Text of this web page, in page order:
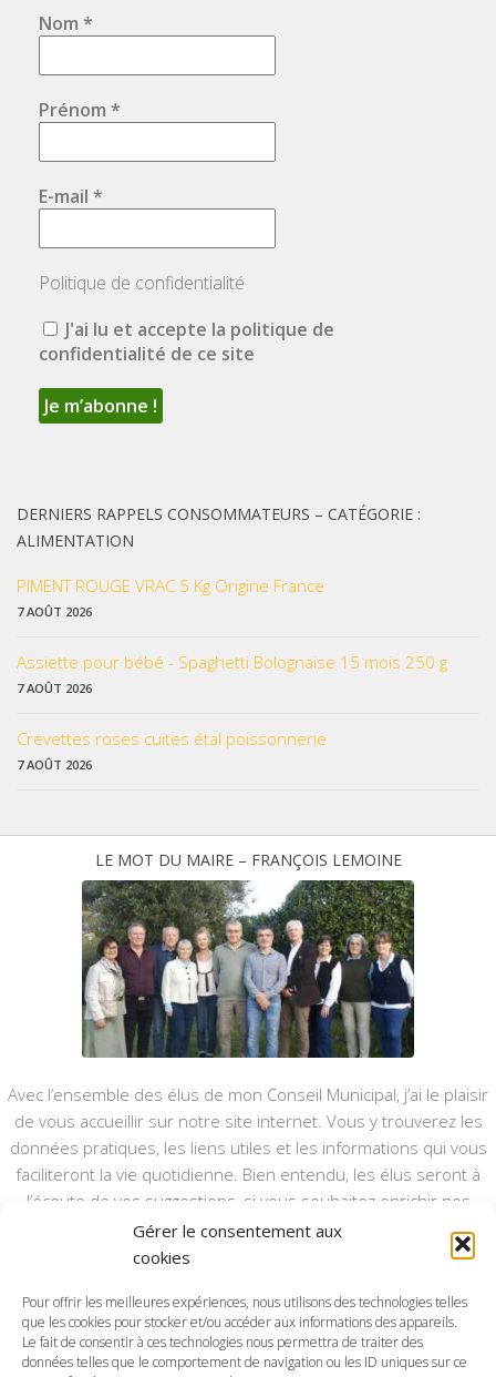
Gérer le consentement aux
cookies
Pour offrir les meilleures expériences, nous utilisons des technologies telles
que les cookies pour stocker et/ou accéder aux informations des appareils.
Le fait de consentir à ces technologies nous permettra de traiter des
données telles que le comportement de navigation ou les ID uniques sur ce
Nom *
Prénom *
E-mail *
Politique de confidentialité
J'ai lu et accepte la politique de
confidentialité de ce site
DERNIERS RAPPELS CONSOMMATEURS – CATÉGORIE :
ALIMENTATION
PIMENT ROUGE VRAC 5 Kg Origine France
7 AOÛT 2026
Assiette pour bébé - Spaghetti Bolognaise 15 mois 250 g
7 AOÛT 2026
Crevettes roses cuites étal poissonnerie
7 AOÛT 2026
LE MOT DU MAIRE – FRANÇOIS LEMOINE
Avec l’ensemble des élus de mon Conseil Municipal, j’ai le plaisir
de vous accueillir sur notre site internet. Vous y trouverez les
données pratiques, les liens utiles et les informations qui vous
faciliteront la vie quotidienne. Bien entendu, les élus seront à
l’écoute de vos suggestions, si vous souhaitez enrichir nos
rubriques ou nos informations.
Ce type de communication vient en complément du bulletin
annuel, nous le ferons vivre et il sera actualisé pour mieux vous
informer.
Bonne visite à toutes et à tous.